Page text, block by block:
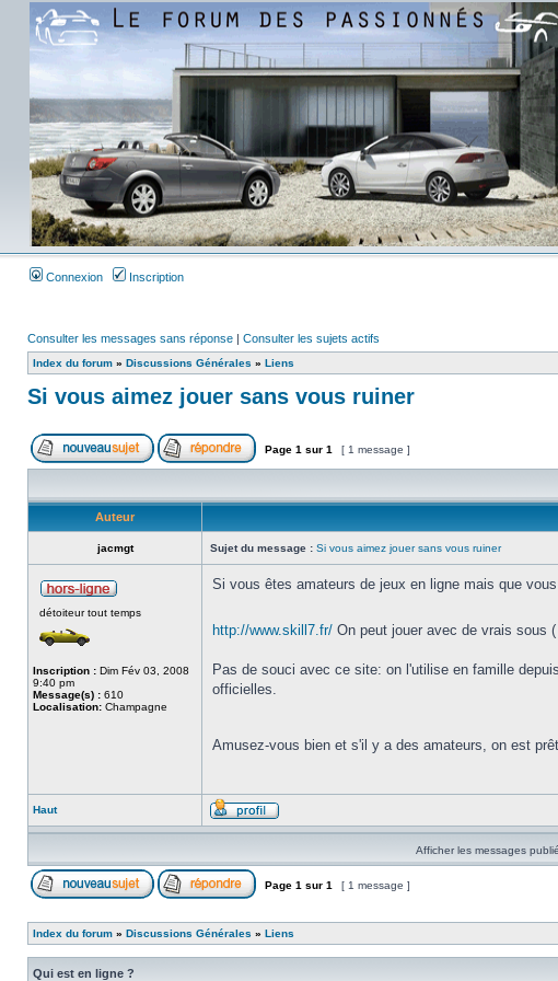
Connexion Inscription
Consulter les messages sans réponse | Consulter les sujets actifs
Index du forum » Discussions Générales » Liens
Si vous aimez jouer sans vous ruiner
Page 1 sur 1 [ 1 message ]
Auteur
jacmgt Sujet du message : Si vous aimez jouer sans vous ruiner
détoiteur tout temps
Inscription : Dim Fév 03, 2008
9:40 pm
Message(s) : 610
Localisation: Champagne
Si vous êtes amateurs de jeux en ligne mais que
http://www.skill7.fr/ On peut jouer avec de vrais sous (
Pas de souci avec ce site: on l'utilise en famille
officielles.
Amusez-vous bien et s'il y a des amateurs, on est
Haut
Afficher les messages
Page 1 sur 1 [ 1 message ]
Index du forum » Discussions Générales » Liens
Qui est en ligne ?